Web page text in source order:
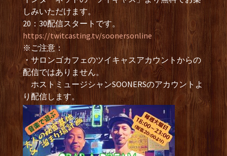
しみいただけます。
20：30配信スタートです。
https://twitcasting.tv/soonersonline
※ご注意：
・サロンゴカフェのツイキャスアカウントからの
配信ではありません。
ホストミュージシャンSOONERSのアカウントよ
り配信します。